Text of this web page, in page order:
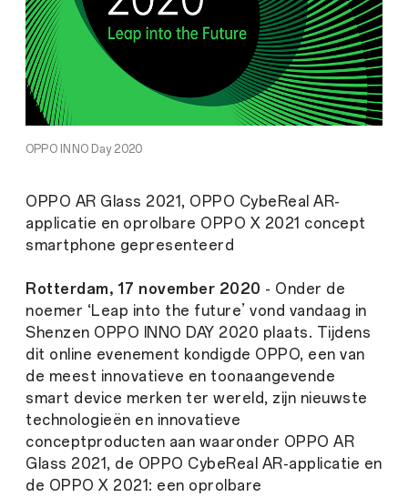
OPPO INNO Day 2020
OPPO AR Glass 2021, OPPO CybeReal AR-
applicatie en oprolbare OPPO X 2021 concept
smartphone gepresenteerd
Rotterdam, 17 november 2020 - Onder de
noemer ‘Leap into the future’ vond vandaag in
Shenzen OPPO INNO DAY 2020 plaats. Tijdens
dit online evenement kondigde OPPO, een van
de meest innovatieve en toonaangevende
smart device merken ter wereld, zijn nieuwste
technologieën en innovatieve
conceptproducten aan waaronder OPPO AR
Glass 2021, de OPPO CybeReal AR-applicatie en
de OPPO X 2021: een oprolbare